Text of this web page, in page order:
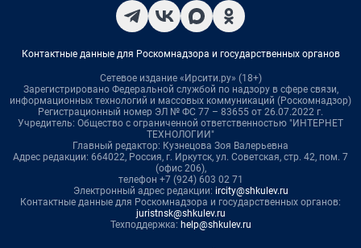
Контактные данные для Роскомнадзора и государственных органов
Сетевое издание «Ирсити.ру» (18+)
Зарегистрировано Федеральной службой по надзору в сфере связи,
информационных технологий и массовых коммуникаций (Роскомнадзор)
Регистрационный номер ЭЛ № ФС 77 – 83655 от 26.07.2022 г.
Учредитель: Общество с ограниченной ответственностью "ИНТЕРНЕТ
ТЕХНОЛОГИИ"
Главный редактор: Кузнецова Зоя Валерьевна
Адрес редакции: 664022, Россия, г. Иркутск, ул. Советская, стр. 42, пом. 7
(офис 206),
телефон +7 (924) 603 02 71
Электронный адрес редакции: ircity@shkulev.ru
Контактные данные для Роскомнадзора и государственных органов:
juristnsk@shkulev.ru
Техподдержка: help@shkulev.ru